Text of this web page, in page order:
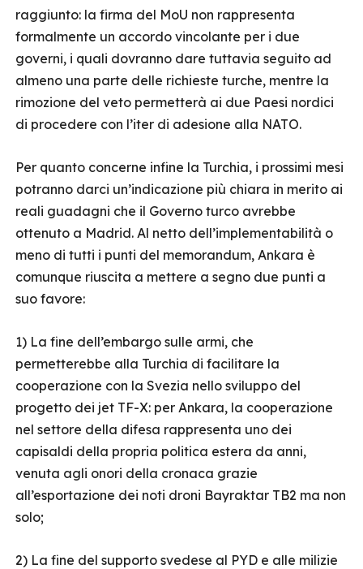
raggiunto: la firma del MoU non rappresenta
formalmente un accordo vincolante per i due
governi, i quali dovranno dare tuttavia seguito ad
almeno una parte delle richieste turche, mentre la
rimozione del veto permetterà ai due Paesi nordici
di procedere con l’iter di adesione alla NATO.
Per quanto concerne infine la Turchia, i prossimi mesi
potranno darci un’indicazione più chiara in merito ai
reali guadagni che il Governo turco avrebbe
ottenuto a Madrid. Al netto dell’implementabilità o
meno di tutti i punti del memorandum, Ankara è
comunque riuscita a mettere a segno due punti a
suo favore:
1) La fine dell’embargo sulle armi, che
permetterebbe alla Turchia di facilitare la
cooperazione con la Svezia nello sviluppo del
progetto dei jet TF-X: per Ankara, la cooperazione
nel settore della difesa rappresenta uno dei
capisaldi della propria politica estera da anni,
venuta agli onori della cronaca grazie
all’esportazione dei noti droni Bayraktar TB2 ma non
solo;
2) La fine del supporto svedese al PYD e alle milizie